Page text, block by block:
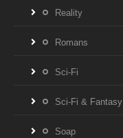
Reality
Romans
Sci-Fi
Sci-Fi & Fantasy
Soap